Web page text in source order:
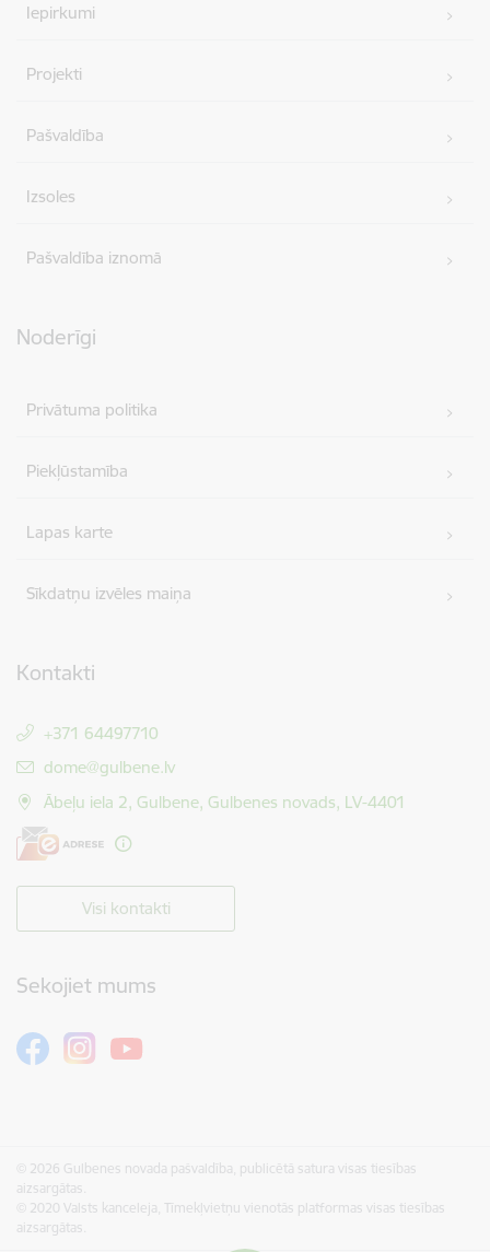
Iepirkumi
Projekti
Pašvaldība
Izsoles
Pašvaldība iznomā
Noderīgi
Privātuma politika
Piekļūstamība
Lapas karte
Sīkdatņu izvēles maiņa
Kontakti
+371 64497710
E-pasts:
dome@gulbene.lv
Ābeļu iela 2, Gulbene, Gulbenes novads, LV-4401
Visi kontakti
Sekojiet mums
© 2026 Gulbenes novada pašvaldība, publicētā satura visas tiesības
aizsargātas.
© 2020 Valsts kanceleja, Tīmekļvietņu vienotās platformas visas tiesības
aizsargātas.